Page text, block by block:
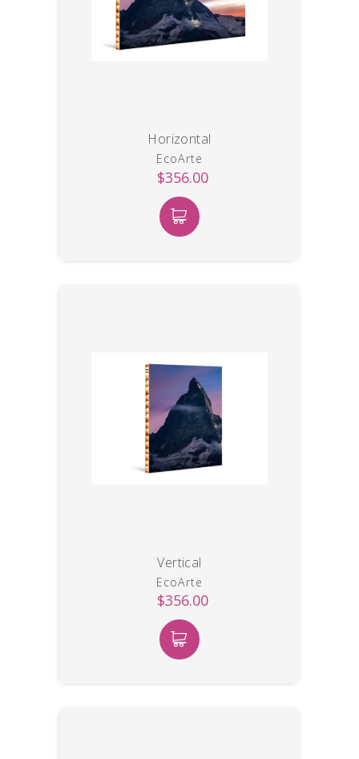
Horizontal
EcoArte
$356.00
Vertical
EcoArte
$356.00